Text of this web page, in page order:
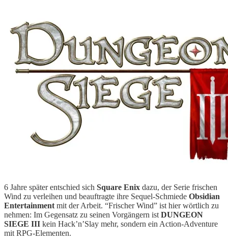
6 Jahre später entschied sich Square Enix dazu, der Serie frischen
Wind zu verleihen und beauftragte ihre Sequel-Schmiede Obsidian
Entertainment mit der Arbeit. “Frischer Wind” ist hier wörtlich zu
nehmen: Im Gegensatz zu seinen Vorgängern ist DUNGEON
SIEGE III kein Hack’n’Slay mehr, sondern ein Action-Adventure
mit RPG-Elementen.